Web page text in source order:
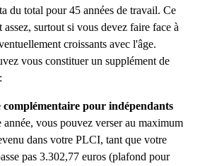
du total pour 45 années de travail. Ce
assez, surtout si vous devez faire face à
croissants avec l'âge.
vous constituer un supplément de
pour indépendants
année, vous pouvez verser au maximum
dans votre PLCI, tant que votre
pas 3.302,77 euros (plafond pour